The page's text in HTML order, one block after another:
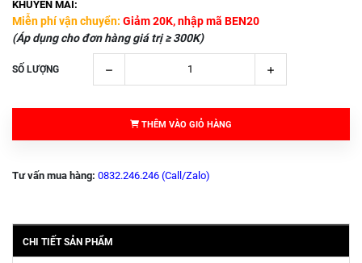
KHUYẾN MÃI:
Miễn phí vận chuyển: Giảm 20K, nhập mã BEN20
(Áp dụng cho đơn hàng giá trị ≥ 300K)
SỐ LƯỢNG
THÊM VÀO GIỎ HÀNG
Tư vấn mua hàng: 0832.246.246 (Call/Zalo)
CHI TIẾT SẢN PHẨM